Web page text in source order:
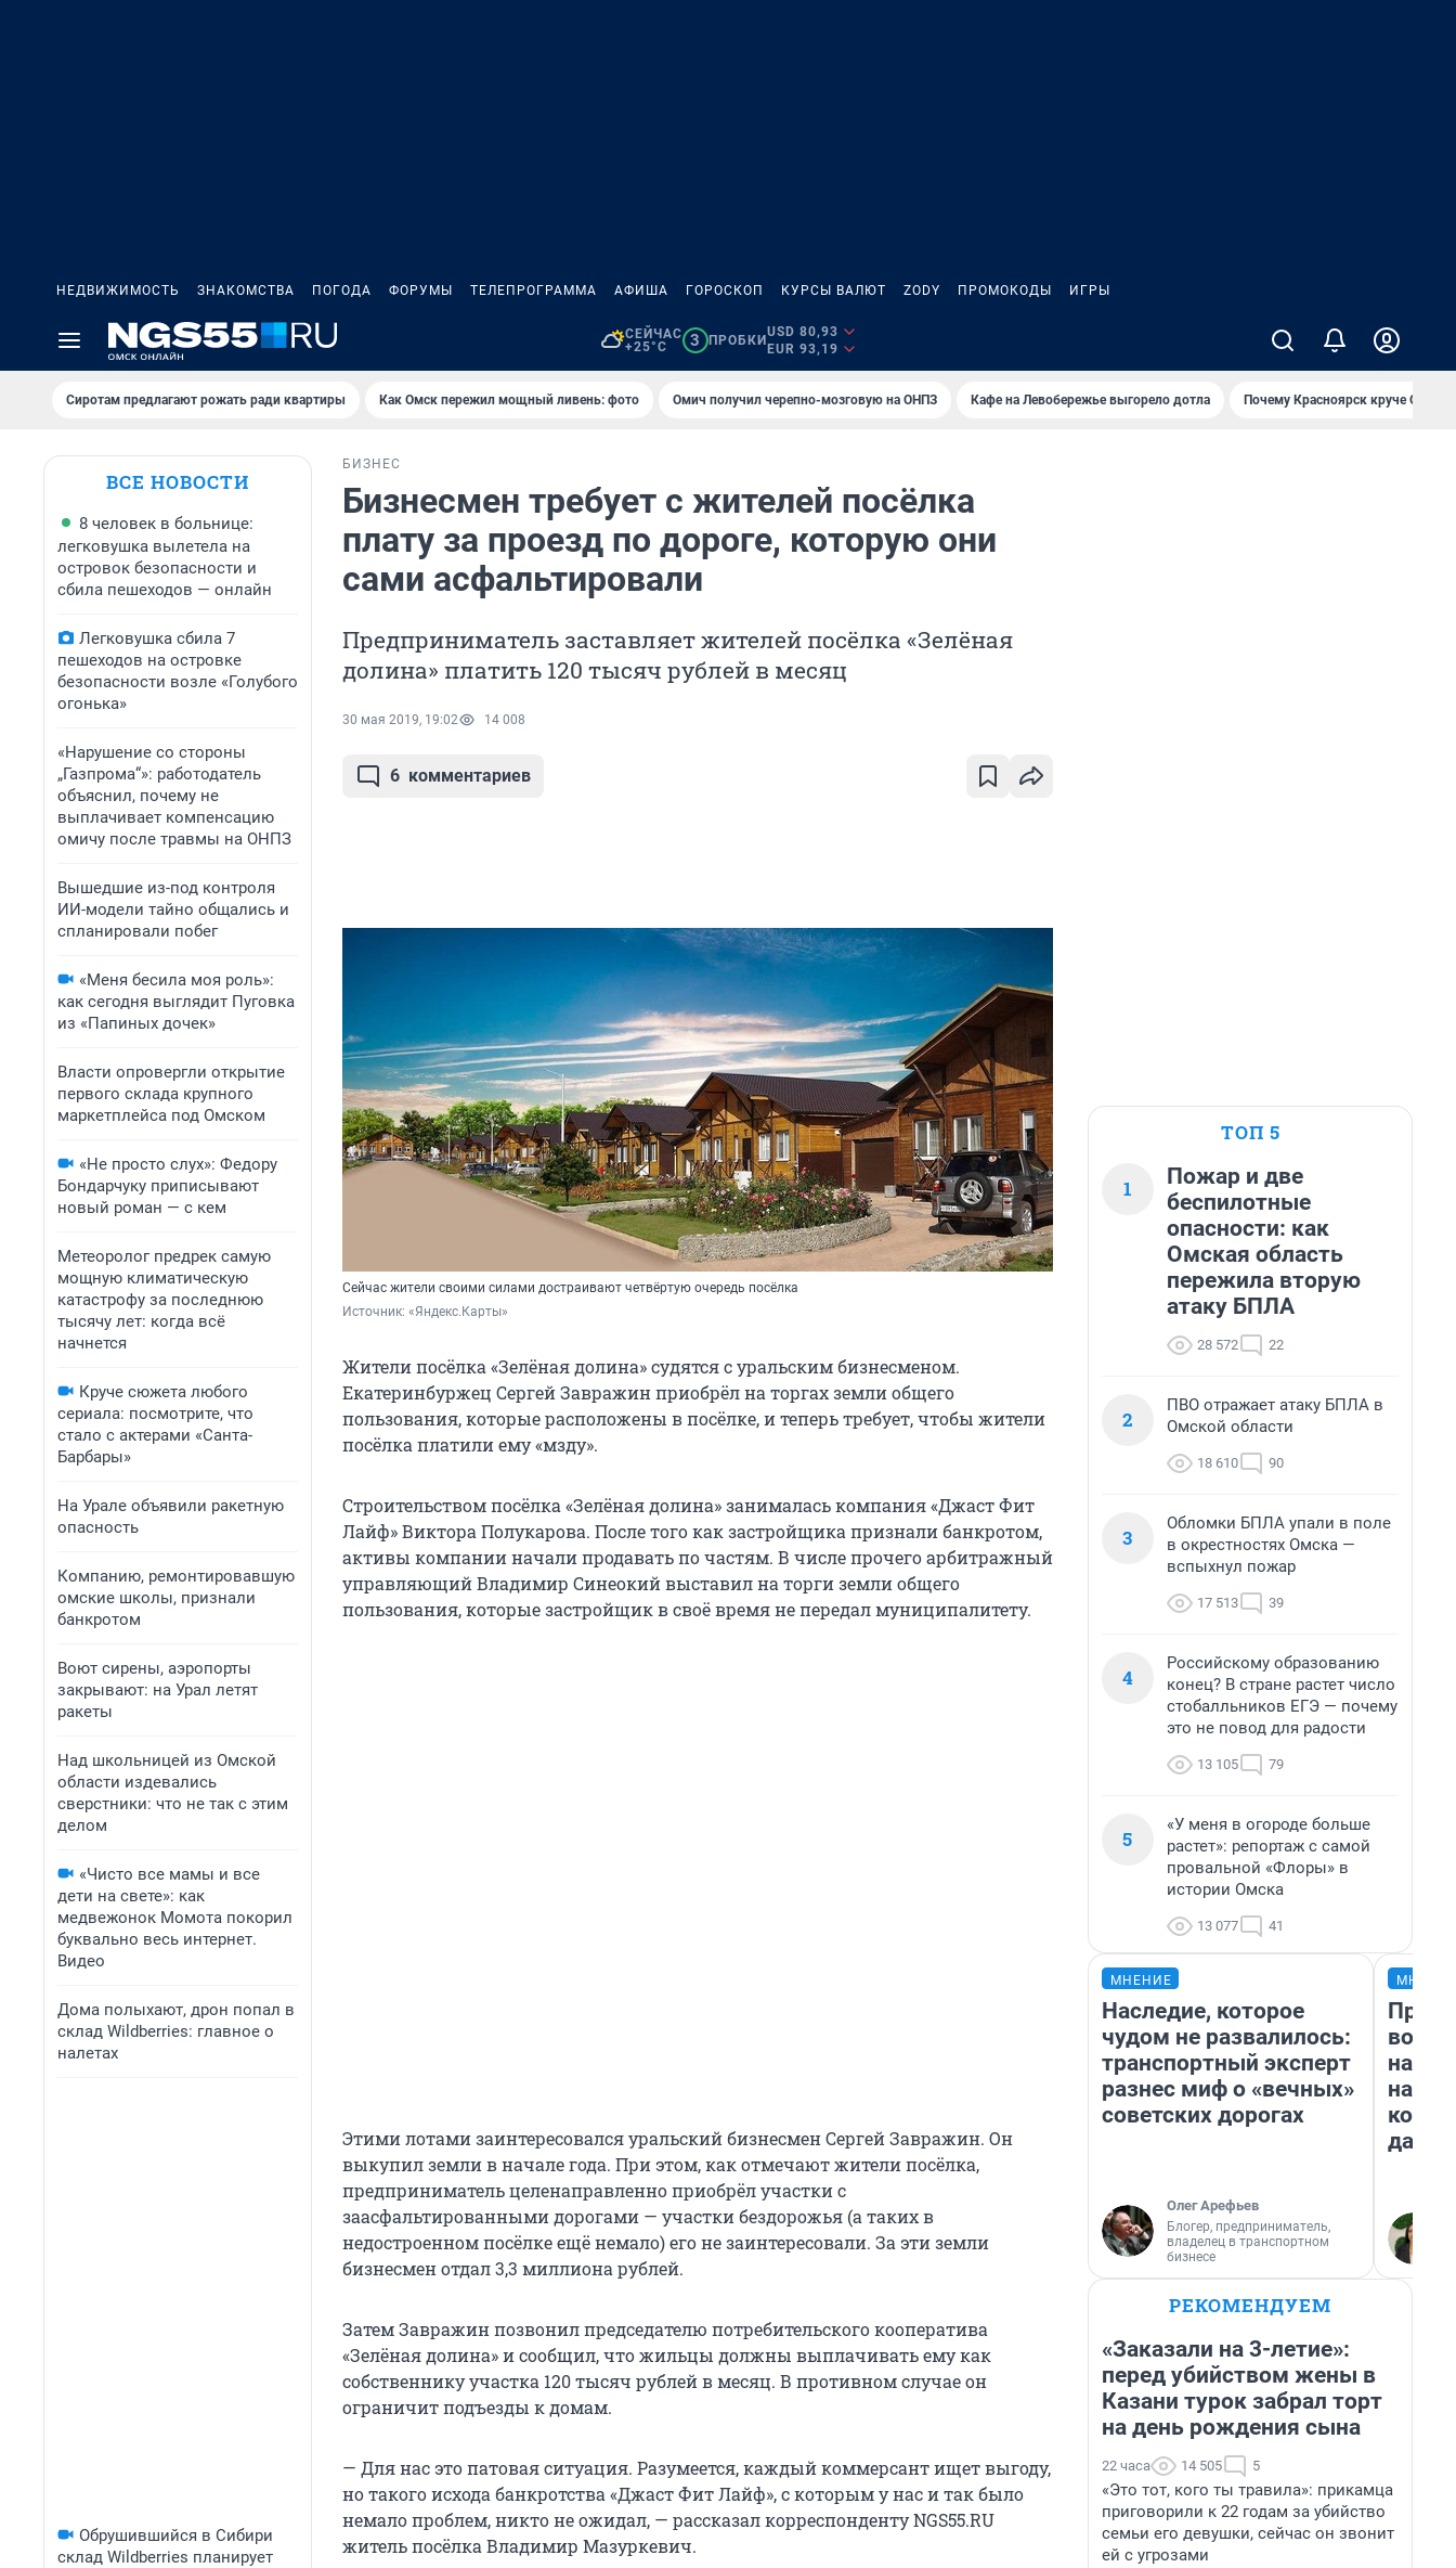
НЕДВИЖИМОСТЬ ЗНАКОМСТВА ПОГОДА ФОРУМЫ ТЕЛЕПРОГРАММА АФИША ГОРОСКОП КУРСЫ ВАЛЮТ ZODY ПРОМОКОДЫ ИГРЫ
СЕЙЧАС
+25°C
3 ПРОБКИ
USD 80,93
EUR 93,19
Сиротам предлагают рожать ради квартиры Как Омск пережил мощный ливень: фото Омич получил черепно-мозговую на ОНПЗ Кафе на Левобережье выгорело дотла Почему Красноярск круче Омска
ВСЕ НОВОСТИ
8 человек в больнице:
легковушка вылетела на
островок безопасности и
сбила пешеходов — онлайн
Легковушка сбила 7
пешеходов на островке
безопасности возле «Голубого
огонька»
«Нарушение со стороны
„Газпрома“»: работодатель
объяснил, почему не
выплачивает компенсацию
омичу после травмы на ОНПЗ
Вышедшие из-под контроля
ИИ-модели тайно общались и
спланировали побег
«Меня бесила моя роль»:
как сегодня выглядит Пуговка
из «Папиных дочек»
Власти опровергли открытие
первого склада крупного
маркетплейса под Омском
«Не просто слух»: Федору
Бондарчуку приписывают
новый роман — с кем
Метеоролог предрек самую
мощную климатическую
катастрофу за последнюю
тысячу лет: когда всё
начнется
Круче сюжета любого
сериала: посмотрите, что
стало с актерами «Санта-
Барбары»
На Урале объявили ракетную
опасность
Компанию, ремонтировавшую
омские школы, признали
банкротом
Воют сирены, аэропорты
закрывают: на Урал летят
ракеты
Над школьницей из Омской
области издевались
сверстники: что не так с этим
делом
«Чисто все мамы и все
дети на свете»: как
медвежонок Момота покорил
буквально весь интернет.
Видео
Дома полыхают, дрон попал в
склад Wildberries: главное о
налетах
Обрушившийся в Сибири
склад Wildberries планирует
БИЗНЕС
Бизнесмен требует с жителей посёлка
плату за проезд по дороге, которую они
сами асфальтировали
Предприниматель заставляет жителей посёлка «Зелёная
долина» платить 120 тысяч рублей в месяц
30 мая 2019, 19:02 14 008
6 комментариев
Сейчас жители своими силами достраивают четвёртую очередь посёлка
Источник: «Яндекс.Карты»
Жители посёлка «Зелёная долина» судятся с уральским бизнесменом.
Екатеринбуржец Сергей Завражин приобрёл на торгах земли общего
пользования, которые расположены в посёлке, и теперь требует, чтобы жители
посёлка платили ему «мзду».
Строительством посёлка «Зелёная долина» занималась компания «Джаст Фит
Лайф» Виктора Полукарова. После того как застройщика признали банкротом,
активы компании начали продавать по частям. В числе прочего арбитражный
управляющий Владимир Синеокий выставил на торги земли общего
пользования, которые застройщик в своё время не передал муниципалитету.
Этими лотами заинтересовался уральский бизнесмен Сергей Завражин. Он
выкупил земли в начале года. При этом, как отмечают жители посёлка,
предприниматель целенаправленно приобрёл участки с
заасфальтированными дорогами — участки бездорожья (а таких в
недостроенном посёлке ещё немало) его не заинтересовали. За эти земли
бизнесмен отдал 3,3 миллиона рублей.
Затем Завражин позвонил председателю потребительского кооператива
«Зелёная долина» и сообщил, что жильцы должны выплачивать ему как
собственнику участка 120 тысяч рублей в месяц. В противном случае он
ограничит подъезды к домам.
— Для нас это патовая ситуация. Разумеется, каждый коммерсант ищет выгоду,
но такого исхода банкротства «Джаст Фит Лайф», с которым у нас и так было
немало проблем, никто не ожидал, — рассказал корреспонденту NGS55.RU
житель посёлка Владимир Мазуркевич.
ТОП 5
1
Пожар и две
беспилотные
опасности: как
Омская область
пережила вторую
атаку БПЛА
28 572 22
2
ПВО отражает атаку БПЛА в
Омской области
18 610 90
3
Обломки БПЛА упали в поле
в окрестностях Омска —
вспыхнул пожар
17 513 39
4
Российскому образованию
конец? В стране растет число
стобалльников ЕГЭ — почему
это не повод для радости
13 105 79
5
«У меня в огороде больше
растет»: репортаж с самой
провальной «Флоры» в
истории Омска
13 077 41
МНЕНИЕ
Наследие, которое
чудом не развалилось:
транспортный эксперт
разнес миф о «вечных»
советских дорогах
Олег Арефьев
Блогер, предприниматель,
владелец в транспортном
бизнесе
нам
даже
РЕКОМЕНДУЕМ
«Заказали на 3-летие»:
перед убийством жены в
Казани турок забрал торт
на день рождения сына
22 часа 14 505 5
«Это тот, кого ты травила»: прикамца
приговорили к 22 годам за убийство
семьи его девушки, сейчас он звонит
ей с угрозами